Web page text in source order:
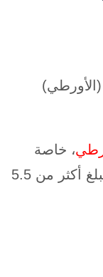
، خاصة
لدى الحالات التي تعاني تمدد يبلغ أكثر من 5.5